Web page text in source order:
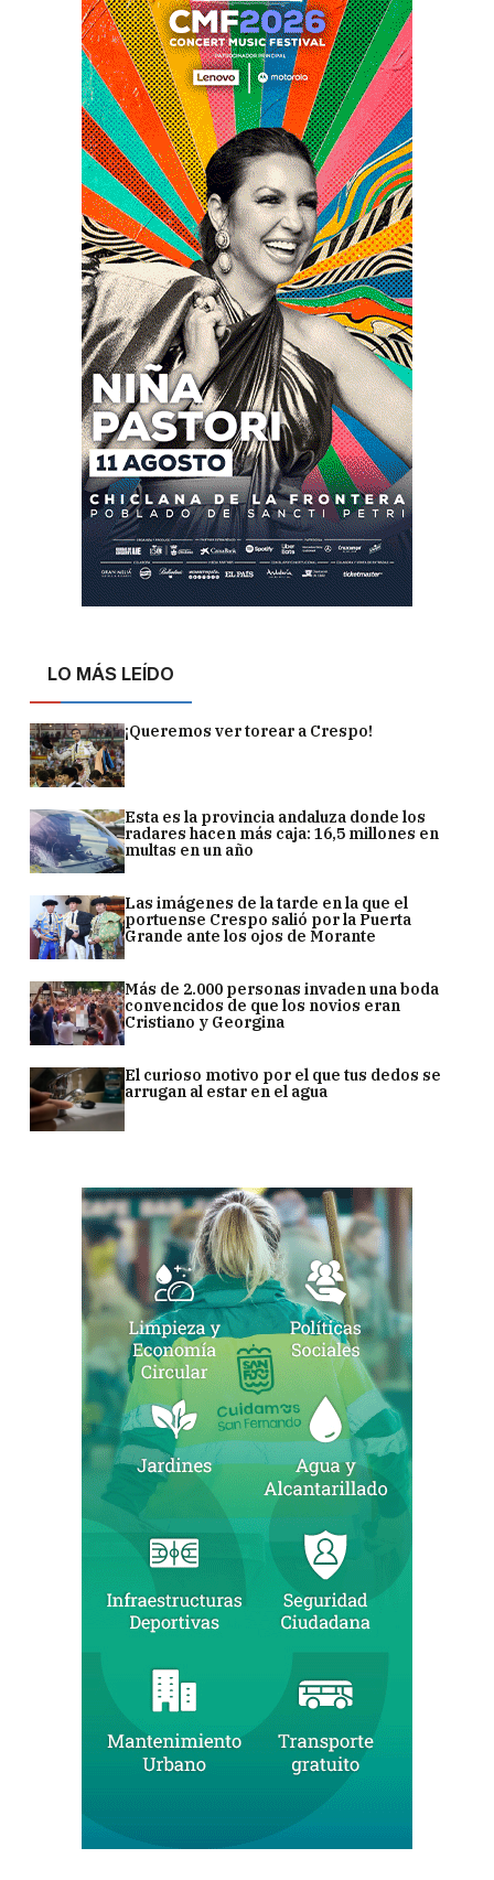
LO MÁS LEÍDO
¡Queremos ver torear a Crespo!
Esta es la provincia andaluza donde los
radares hacen más caja: 16,5 millones en
multas en un año
Las imágenes de la tarde en la que el
portuense Crespo salió por la Puerta
Grande ante los ojos de Morante
Más de 2.000 personas invaden una boda
convencidos de que los novios eran
Cristiano y Georgina
El curioso motivo por el que tus dedos se
arrugan al estar en el agua